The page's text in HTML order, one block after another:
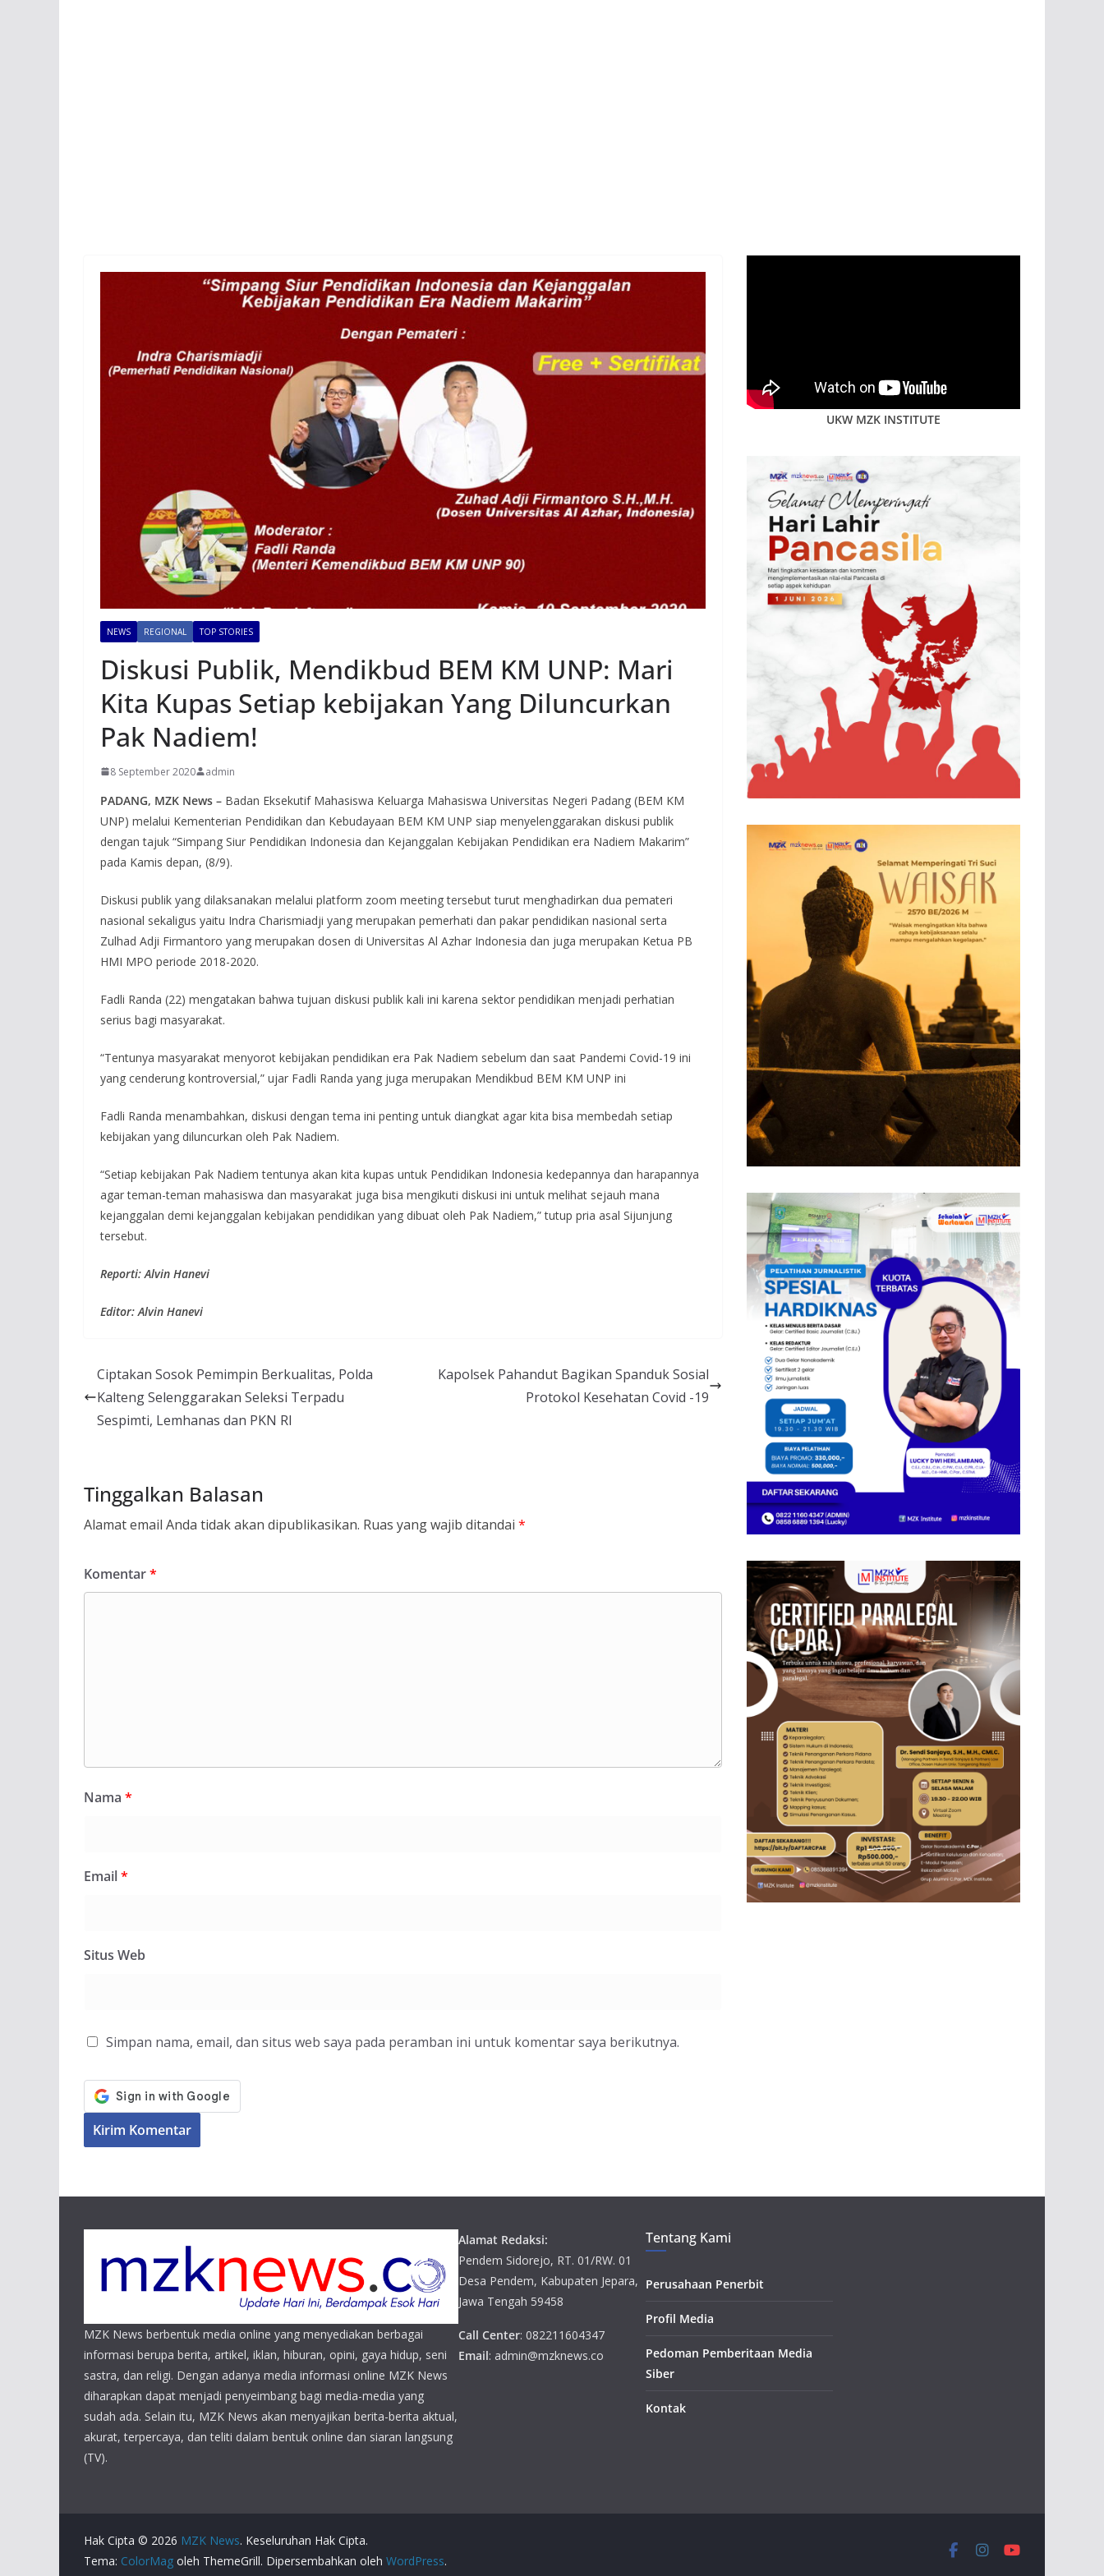
NEWS REGIONAL TOP STORIES
Diskusi Publik, Mendikbud BEM KM UNP: Mari
Kita Kupas Setiap kebijakan Yang Diluncurkan
Pak Nadiem!
8 September 2020 admin
PADANG, MZK News – Badan Eksekutif Mahasiswa Keluarga Mahasiswa Universitas Negeri Padang (BEM KM
UNP) melalui Kementerian Pendidikan dan Kebudayaan BEM KM UNP siap menyelenggarakan diskusi publik
dengan tajuk “Simpang Siur Pendidikan Indonesia dan Kejanggalan Kebijakan Pendidikan era Nadiem Makarim”
pada Kamis depan, (8/9).
Diskusi publik yang dilaksanakan melalui platform zoom meeting tersebut turut menghadirkan dua pemateri
nasional sekaligus yaitu Indra Charismiadji yang merupakan pemerhati dan pakar pendidikan nasional serta
Zulhad Adji Firmantoro yang merupakan dosen di Universitas Al Azhar Indonesia dan juga merupakan Ketua PB
HMI MPO periode 2018-2020.
Fadli Randa (22) mengatakan bahwa tujuan diskusi publik kali ini karena sektor pendidikan menjadi perhatian
serius bagi masyarakat.
“Tentunya masyarakat menyorot kebijakan pendidikan era Pak Nadiem sebelum dan saat Pandemi Covid-19 ini
yang cenderung kontroversial,” ujar Fadli Randa yang juga merupakan Mendikbud BEM KM UNP ini
Fadli Randa menambahkan, diskusi dengan tema ini penting untuk diangkat agar kita bisa membedah setiap
kebijakan yang diluncurkan oleh Pak Nadiem.
“Setiap kebijakan Pak Nadiem tentunya akan kita kupas untuk Pendidikan Indonesia kedepannya dan harapannya
agar teman-teman mahasiswa dan masyarakat juga bisa mengikuti diskusi ini untuk melihat sejauh mana
kejanggalan demi kejanggalan kebijakan pendidikan yang dibuat oleh Pak Nadiem,” tutup pria asal Sijunjung
tersebut.
Reporti: Alvin Hanevi
Editor: Alvin Hanevi
Ciptakan Sosok Pemimpin Berkualitas, Polda
Kalteng Selenggarakan Seleksi Terpadu
Sespimti, Lemhanas dan PKN RI
Kapolsek Pahandut Bagikan Spanduk Sosial
Protokol Kesehatan Covid -19
Tinggalkan Balasan
Alamat email Anda tidak akan dipublikasikan. Ruas yang wajib ditandai *
Komentar*
Nama *
Email*
Situs Web
Simpan nama, email, dan situs web saya pada peramban ini untuk komentar saya berikutnya.
UKW MZK INSTITUTE
MZK News berbentuk media online yang menyediakan berbagai
informasi berupa berita, artikel, iklan, hiburan, opini, gaya hidup, seni
sastra, dan religi. Dengan adanya media informasi online MZK News
diharapkan dapat menjadi penyeimbang bagi media-media yang
sudah ada. Selain itu, MZK News akan menyajikan berita-berita aktual,
akurat, terpercaya, dan teliti dalam bentuk online dan siaran langsung
(TV).
Alamat Redaksi:
Pendem Sidorejo, RT. 01/RW. 01
Desa Pendem, Kabupaten Jepara,
Jawa Tengah 59458
Call Center: 082211604347
Email: admin@mzknews.co
Tentang Kami
Perusahaan Penerbit
Profil Media
Pedoman Pemberitaan Media
Siber
Kontak
Hak Cipta © 2026 MZK News. Keseluruhan Hak Cipta.
Tema: ColorMag oleh ThemeGrill. Dipersembahkan oleh WordPress.